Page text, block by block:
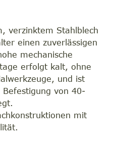
verzinktem Stahlblech
einen zuverlässigen
mechanische
erfolgt kalt, ohne
und ist
von 40-
mit